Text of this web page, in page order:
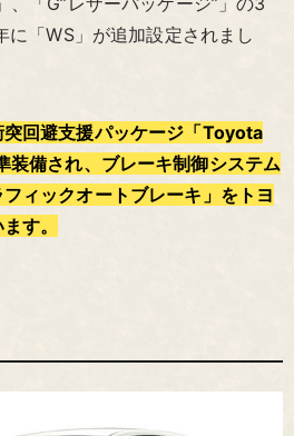
に「WS」が追加設定されまし
回避支援パッケージ「Toyota
備され、ブレーキ制御システム
ィックオートブレーキ」をトヨ
す。